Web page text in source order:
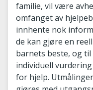
familie, vil være
omfanget av
innhente nok
de kan gjøre en
barnets beste, og
individuell
for hjelp.